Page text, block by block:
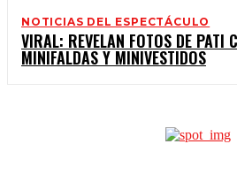
NOTICIAS DEL ESPECTÁCULO
VIRAL: REVELAN FOTOS DE PATI
MINIFALDAS Y MINIVESTIDOS